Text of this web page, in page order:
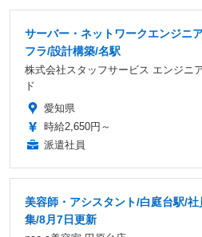
サーバー・ネットワークエンジニ
フラ/設計構築/名駅
株式会社スタッフサービス エンジニ
ド
愛知県
時給2,650円～
派遣社員
美容師・アシスタント/白庭台駅/社
集/8月7日更新